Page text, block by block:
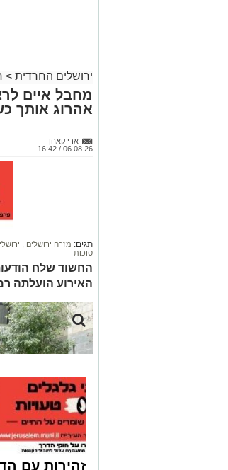
ירושלים החרדית >
מחבל איים
אהרוג אותך
ארי קאהן
06.08.26 / 16:42
תגים: מזרח ירושלים
סוכות
החשוד שלח
האירוע הועלתה
זהירות עם